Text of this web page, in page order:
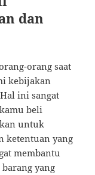
dan
orang saat
kebijakan
ini sangat
beli
untuk
ketentuan yang
membantu
yang